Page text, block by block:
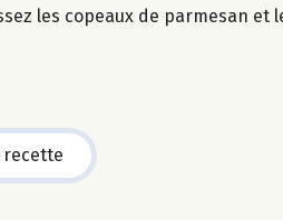
les copeaux de parmesan et